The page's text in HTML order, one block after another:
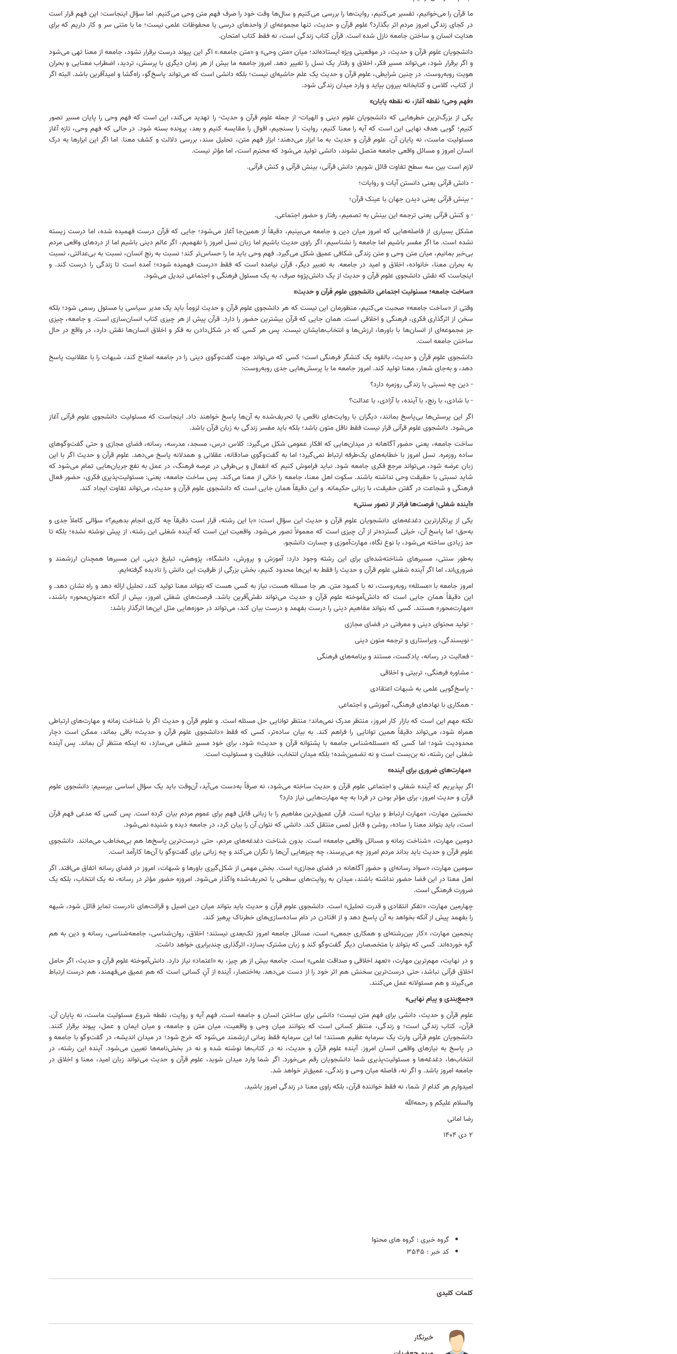
ما قرآن را می‌خوانیم، تفسیر می‌کنیم، روایت‌ها را بررسی می‌کنیم و سال‌ها وقت خود را صرف فهم متن وحی می‌کنیم. اما سؤال اینجاست: این فهم قرار است
در کجای زندگی امروز مردم اثر بگذارد؟ علوم قرآن و حدیث، تنها مجموعه‌ای از واحدهای درسی یا محفوظات علمی نیست؛ ما با متنی سر و کار داریم که برای
هدایت انسان و ساختن جامعه نازل شده است. قرآن کتاب زندگی است، نه فقط کتاب امتحان.
دانشجویان علوم قرآن و حدیث، در موقعیتی ویژه ایستاده‌اند؛ میان «متن وحی» و «متن جامعه.» اگر این پیوند درست برقرار نشود، جامعه از معنا تهی می‌شود
و اگر برقرار شود، می‌تواند مسیر فکر، اخلاق و رفتار یک نسل را تغییر دهد. امروز جامعه ما بیش از هر زمان دیگری با پرسش، تردید، اضطراب معنایی و بحران
هویت روبه‌روست. در چنین شرایطی، علوم قرآن و حدیث یک علم حاشیه‌ای نیست؛ بلکه دانشی است که می‌تواند پاسخ‌گو، راه‌گشا و امیدآفرین باشد. البته اگر
از کتاب، کلاس و کتابخانه بیرون بیاید و وارد میدان زندگی شود.
«فهم وحی؛ نقطه آغاز، نه نقطه پایان»
یکی از بزرگ‌ترین خطرهایی که دانشجویان علوم دینی و الهیات- از جمله علوم قرآن و حدیث- را تهدید می‌کند، این است که فهم وحی را پایان مسیر تصور
کنیم؛ گویی هدف نهایی این است که آیه را معنا کنیم، روایت را بسنجیم، اقوال را مقایسه کنیم و بعد، پرونده بسته شود. در حالی که فهم وحی، تازه آغاز
مسئولیت ماست، نه پایان آن. علوم قرآن و حدیث به ما ابزار می‌دهند؛ ابزار فهم متن، تحلیل سند، بررسی دلالت و کشف معنا. اما اگر این ابزارها به درک
انسان امروز و مسائل واقعی جامعه متصل نشوند، دانشی تولید می‌شود که محترم است، اما مؤثر نیست.
لازم است بین سه سطح تفاوت قائل شویم: دانش قرآنی، بینش قرآنی و کنش قرآنی.
- دانش قرآنی یعنی دانستن آیات و روایات؛
- بینش قرآنی یعنی دیدن جهان با عینک قرآن؛
- و کنش قرآنی یعنی ترجمه این بینش به تصمیم، رفتار و حضور اجتماعی.
مشکل بسیاری از فاصله‌هایی که امروز میان دین و جامعه می‌بینیم، دقیقاً از همین‌جا آغاز می‌شود؛ جایی که قرآن درست فهمیده شده، اما درست زیسته
نشده است. ما اگر مفسر باشیم اما جامعه را نشناسیم، اگر راوی حدیث باشیم اما زبان نسل امروز را نفهمیم، اگر عالم دینی باشیم اما از دردهای واقعی مردم
بی‌خبر بمانیم، میان متن وحی و متن زندگی شکافی عمیق شکل می‌گیرد. فهم وحی باید ما را حساس‌تر کند؛ نسبت به رنج انسان، نسبت به بی‌عدالتی، نسبت
به بحران معنا، خانواده، اخلاق و امید در جامعه. به تعبیر دیگر، قرآن نیامده است که فقط «درست فهمیده شود»؛ آمده است تا زندگی را درست کند. و
اینجاست که نقش دانشجوی علوم قرآن و حدیث از یک دانش‌پژوه صرف، به یک مسئول فرهنگی و اجتماعی تبدیل می‌شود.
«ساخت جامعه؛ مسئولیت اجتماعی دانشجوی علوم قرآن و حدیث»
وقتی از «ساخت جامعه» صحبت می‌کنیم، منظورمان این نیست که هر دانشجوی علوم قرآن و حدیث لزوماً باید یک مدیر سیاسی یا مسئول رسمی شود؛ بلکه
سخن از اثرگذاری فکری، فرهنگی و اخلاقی است. همان جایی که قرآن بیشترین حضور را دارد. قرآن پیش از هر چیزی کتاب انسان‌سازی است. و جامعه، چیزی
جز مجموعه‌ای از انسان‌ها با باورها، ارزش‌ها و انتخاب‌هایشان نیست. پس هر کسی که در شکل‌دادن به فکر و اخلاق انسان‌ها نقش دارد، در واقع در حال
ساختن جامعه است.
دانشجوی علوم قرآن و حدیث، بالقوه یک کنشگر فرهنگی است؛ کسی که می‌تواند جهت گفت‌وگوی دینی را در جامعه اصلاح کند، شبهات را با عقلانیت پاسخ
دهد، و به‌جای شعار، معنا تولید کند. امروز جامعه ما با پرسش‌هایی جدی روبه‌روست:
- دین چه نسبتی با زندگی روزمره دارد؟
- با شادی، با رنج، با آینده، با آزادی، با عدالت؟
اگر این پرسش‌ها بی‌پاسخ بمانند، دیگران با روایت‌های ناقص یا تحریف‌شده به آن‌ها پاسخ خواهند داد. اینجاست که مسئولیت دانشجوی علوم قرآنی آغاز
می‌شود. دانشجوی علوم قرآنی قرار نیست فقط ناقل متون باشد؛ بلکه باید مفسر زندگی به زبان قرآن باشد.
ساخت جامعه، یعنی حضور آگاهانه در میدان‌هایی که افکار عمومی شکل می‌گیرد: کلاس درس، مسجد، مدرسه، رسانه، فضای مجازی و حتی گفت‌وگوهای
ساده روزمره. نسل امروز با خطابه‌های یک‌طرفه ارتباط نمی‌گیرد؛ اما به گفت‌وگوی صادقانه، عقلانی و همدلانه پاسخ می‌دهد. علوم قرآن و حدیث اگر با این
زبان عرضه شود، می‌تواند مرجع فکری جامعه شود. نباید فراموش کنیم که انفعال و بی‌طرفی در عرصه فرهنگ، در عمل به نفع جریان‌هایی تمام می‌شود که
شاید نسبتی با حقیقت وحی نداشته باشند. سکوت اهل معنا، جامعه را خالی از معنا می‌کند. پس ساخت جامعه، یعنی: مسئولیت‌پذیری فکری، حضور فعال
فرهنگی و شجاعت در گفتن حقیقت، با زبانی حکیمانه. و این دقیقاً همان جایی است که دانشجوی علوم قرآن و حدیث، می‌تواند تفاوت ایجاد کند.
«آینده شغلی؛ فرصت‌ها فراتر از تصور سنتی»
یکی از پرتکرارترین دغدغه‌های دانشجویان علوم قرآن و حدیث این سؤال است: «با این رشته، قرار است دقیقاً چه کاری انجام بدهیم؟» سؤالی کاملاً جدی و
به‌حق؛ اما پاسخ آن، خیلی گسترده‌تر از آن چیزی است که معمولاً تصور می‌شود. واقعیت این است که آینده شغلی این رشته، از پیش نوشته نشده؛ بلکه تا
حد زیادی ساخته می‌شود، با نوع نگاه، مهارت‌آموزی و جسارت دانشجو.
به‌طور سنتی، مسیرهای شناخته‌شده‌ای برای این رشته وجود دارد: آموزش و پرورش، دانشگاه، پژوهش، تبلیغ دینی. این مسیرها همچنان ارزشمند و
ضروری‌اند، اما اگر آینده شغلی علوم قرآن و حدیث را فقط به این‌ها محدود کنیم، بخش بزرگی از ظرفیت این دانش را نادیده گرفته‌ایم.
امروز جامعه با «مسئله» روبه‌روست، نه با کمبود متن. هر جا مسئله هست، نیاز به کسی هست که بتواند معنا تولید کند، تحلیل ارائه دهد و راه نشان دهد. و
این دقیقاً همان جایی است که دانش‌آموخته علوم قرآن و حدیث می‌تواند نقش‌آفرین باشد. فرصت‌های شغلی امروز، بیش از آنکه «عنوان‌محور» باشند،
«مهارت‌محور» هستند. کسی که بتواند مفاهیم دینی را درست بفهمد و درست بیان کند، می‌تواند در حوزه‌هایی مثل این‌ها اثرگذار باشد:
- تولید محتوای دینی و معرفتی در فضای مجازی
- نویسندگی، ویراستاری و ترجمه متون دینی
- فعالیت در رسانه، پادکست، مستند و برنامه‌های فرهنگی
- مشاوره فرهنگی، تربیتی و اخلاقی
- پاسخ‌گویی علمی به شبهات اعتقادی
- همکاری با نهادهای فرهنگی، آموزشی و اجتماعی
نکته مهم این است که بازار کار امروز، منتظر مدرک نمی‌ماند؛ منتظر توانایی حل مسئله است. و علوم قرآن و حدیث اگر با شناخت زمانه و مهارت‌های ارتباطی
همراه شود، می‌تواند دقیقاً همین توانایی را فراهم کند. به بیان ساده‌تر، کسی که فقط «دانشجوی علوم قرآن و حدیث» باقی بماند، ممکن است دچار
محدودیت شود؛ اما کسی که «مسئله‌شناس جامعه با پشتوانه قرآن و حدیث» شود، برای خود مسیر شغلی می‌سازد، نه اینکه منتظر آن بماند. پس آینده
شغلی این رشته، نه بن‌بست است و نه تضمین‌شده؛ بلکه میدان انتخاب، خلاقیت و مسئولیت است.
«مهارت‌های ضروری برای آینده»
اگر بپذیریم که آینده شغلی و اجتماعی علوم قرآن و حدیث ساخته می‌شود، نه صرفاً به‌دست می‌آید، آن‌وقت باید یک سؤال اساسی بپرسیم: دانشجوی علوم
قرآن و حدیث امروز، برای مؤثر بودن در فردا به چه مهارت‌هایی نیاز دارد؟
نخستین مهارت، «مهارت ارتباط و بیان» است. قرآن عمیق‌ترین مفاهیم را با زبانی قابل فهم برای عموم مردم بیان کرده است. پس کسی که مدعی فهم قرآن
است، باید بتواند معنا را ساده، روشن و قابل لمس منتقل کند. دانشی که نتوان آن را بیان کرد، در جامعه دیده و شنیده نمی‌شود.
دومین مهارت، «شناخت زمانه و مسائل واقعی جامعه» است. بدون شناخت دغدغه‌های مردم، حتی درست‌ترین پاسخ‌ها هم بی‌مخاطب می‌مانند. دانشجوی
علوم قرآن و حدیث باید بداند مردم امروز چه می‌پرسند، چه چیزهایی آن‌ها را نگران می‌کند و چه زبانی برای گفت‌وگو با آن‌ها کارآمد است.
سومین مهارت، «سواد رسانه‌ای و حضور آگاهانه در فضای مجازی» است. بخش مهمی از شکل‌گیری باورها و شبهات، امروز در فضای رسانه اتفاق می‌افتد. اگر
اهل معنا در این فضا حضور نداشته باشند، میدان به روایت‌های سطحی یا تحریف‌شده واگذار می‌شود. امروزه حضور مؤثر در رسانه، نه یک انتخاب، بلکه یک
ضرورت فرهنگی است.
چهارمین مهارت، «تفکر انتقادی و قدرت تحلیل» است. دانشجوی علوم قرآن و حدیث باید بتواند میان دین اصیل و قرائت‌های نادرست تمایز قائل شود، شبهه
را بفهمد پیش از آنکه بخواهد به آن پاسخ دهد و از افتادن در دام ساده‌سازی‌های خطرناک پرهیز کند.
پنجمین مهارت، «کار بین‌رشته‌ای و همکاری جمعی» است. مسائل جامعه امروز تک‌بعدی نیستند؛ اخلاق، روان‌شناسی، جامعه‌شناسی، رسانه و دین به هم
گره خورده‌اند. کسی که بتواند با متخصصان دیگر گفت‌وگو کند و زبان مشترک بسازد، اثرگذاری چندبرابری خواهد داشت.
و در نهایت، مهم‌ترین مهارت، «تعهد اخلاقی و صداقت علمی» است. جامعه بیش از هر چیز، به «اعتماد» نیاز دارد. دانش‌آموخته علوم قرآن و حدیث، اگر حامل
اخلاق قرآنی نباشد، حتی درست‌ترین سخنش هم اثر خود را از دست می‌دهد. به‌اختصار، آینده از آنِ کسانی است که هم عمیق می‌فهمند، هم درست ارتباط
می‌گیرند و هم مسئولانه عمل می‌کنند.
«جمع‌بندی و پیام نهایی»
علوم قرآن و حدیث، دانشی برای فهم متن نیست؛ دانشی برای ساختن انسان و جامعه است. فهم آیه و روایت، نقطه شروع مسئولیت ماست، نه پایان آن.
قرآن، کتاب زندگی است؛ و زندگی، منتظر کسانی است که بتوانند میان وحی و واقعیت، میان متن و جامعه، و میان ایمان و عمل، پیوند برقرار کنند.
دانشجویان علوم قرآنی وارث یک سرمایه عظیم هستند؛ اما این سرمایه فقط زمانی ارزشمند می‌شود که خرج شود؛ در میدان اندیشه، در گفت‌وگو با جامعه و
در پاسخ به نیازهای واقعی انسان امروز. آینده علوم قرآن و حدیث، نه در کتاب‌ها نوشته شده و نه در بخش‌نامه‌ها تعیین می‌شود. آینده این رشته، در
انتخاب‌ها، دغدغه‌ها و مسئولیت‌پذیری شما دانشجویان رقم می‌خورد. اگر شما وارد میدان شوید، علوم قرآن و حدیث می‌تواند زبان امید، معنا و اخلاق در
جامعه امروز باشد. و اگر نه، فاصله میان وحی و زندگی، عمیق‌تر خواهد شد.
امیدوارم هر کدام از شما، نه فقط خواننده قرآن، بلکه راوی معنا در زندگی امروز باشید.
والسلام علیکم و رحمه‌الله
رضا امانی
۲ دی ۱۴۰۴
گروه خبری : گروه های محتوا
کد خبر : 3545
کلمات کلیدی
خبرنگار